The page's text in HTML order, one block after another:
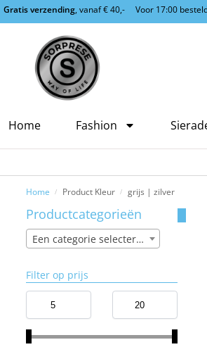
Gratis verzending, vanaf € 40,- Voor 17:00
Home Fashion
Home / Product Kleur / grijs | zilver
Productcategorieën
Een categorie selecteren
Filter op prijs